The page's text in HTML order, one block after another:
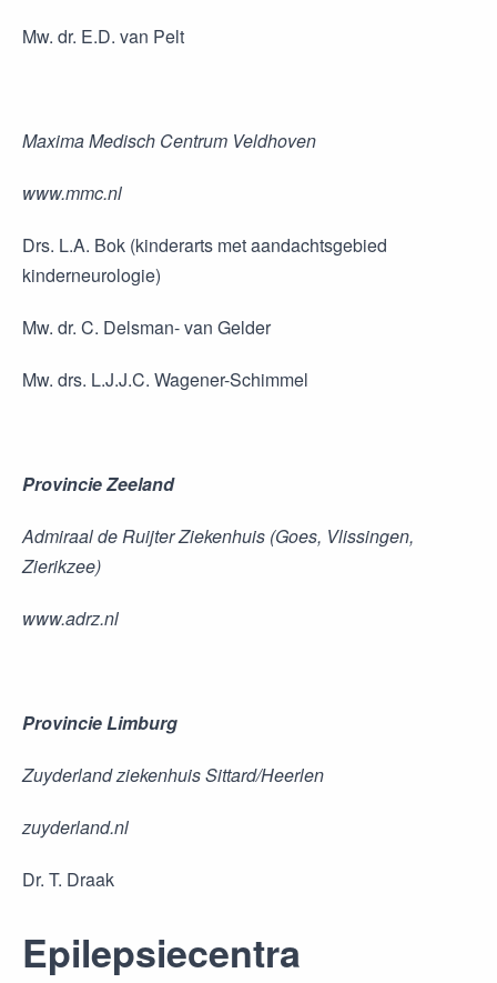
Mw. dr. E.D. van Pelt
Maxima Medisch Centrum Veldhoven
www.mmc.nl
Drs. L.A. Bok (kinderarts met aandachtsgebied
kinderneurologie)
Mw. dr. C. Delsman- van Gelder
Mw. drs. L.J.J.C. Wagener-Schimmel
Provincie Zeeland
Admiraal de Ruijter Ziekenhuis (Goes, Vlissingen,
Zierikzee)
www.adrz.nl
Provincie Limburg
Zuyderland ziekenhuis Sittard/Heerlen
zuyderland.nl
Dr. T. Draak
Epilepsiecentra